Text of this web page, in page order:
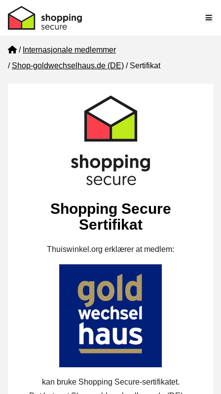
Home
Internasjonale medlemmer
Shop-goldwechselhaus.de (DE)
Sertifikat
Shopping Secure
Sertifikat
Thuiswinkel.org erklærer at medlem:
kan bruke Shopping Secure-sertifikatet.